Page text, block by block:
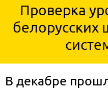
Проверка
белорусских
В декабре